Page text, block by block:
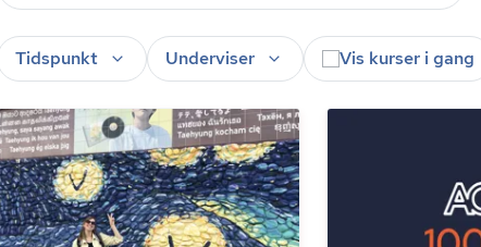
Tidspunkt Underviser Vis kurser i gang